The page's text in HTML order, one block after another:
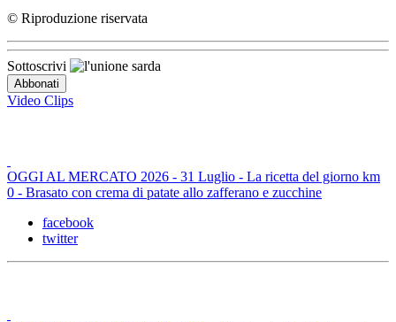
© Riproduzione riservata
Sottoscrivi
Video Clips
OGGI AL MERCATO 2026 - 31 Luglio - La ricetta del giorno km
0 - Brasato con crema di patate allo zafferano e zucchine
facebook
twitter